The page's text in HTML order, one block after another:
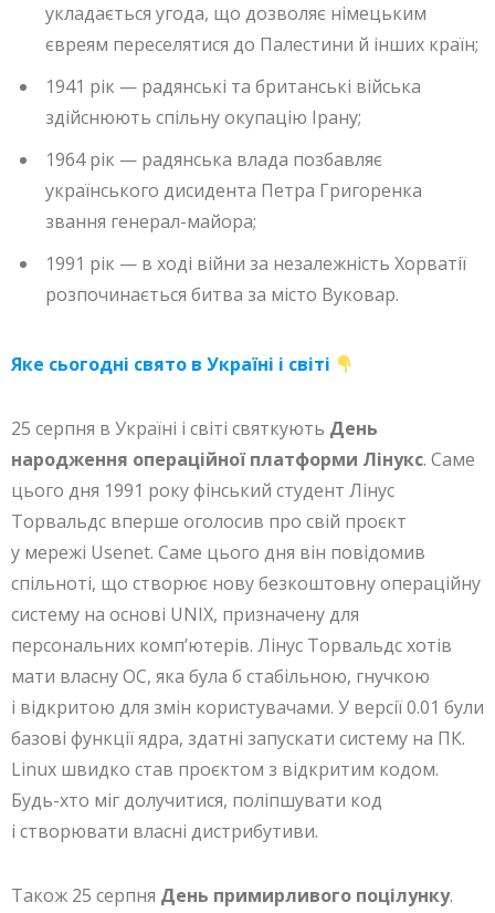
укладається угода, що дозволяє німецьким
євреям переселятися до Палестини й інших країн;
1941 рік — радянські та британські війська
здійснюють спільну окупацію Ірану;
1964 рік — радянська влада позбавляє
українського дисидента Петра Григоренка
звання генерал-майора;
1991 рік — в ході війни за незалежність Хорватії
розпочинається битва за місто Вуковар.
Яке сьогодні свято в Україні і світі
25 серпня в Україні і світі святкують День
народження операційної платформи Лінукс. Саме
цього дня 1991 року фінський студент Лінус
Торвальдс вперше оголосив про свій проєкт
у мережі Usenet. Саме цього дня він повідомив
спільноті, що створює нову безкоштовну операційну
систему на основі UNIX, призначену для
персональних комп’ютерів. Лінус Торвальдс хотів
мати власну ОС, яка була б стабільною, гнучкою
і відкритою для змін користувачами. У версії 0.01 були
базові функції ядра, здатні запускати систему на ПК.
Linux швидко став проєктом з відкритим кодом.
Будь-хто міг долучитися, поліпшувати код
і створювати власні дистрибутиви.
Також 25 серпня День примирливого поцілунку.